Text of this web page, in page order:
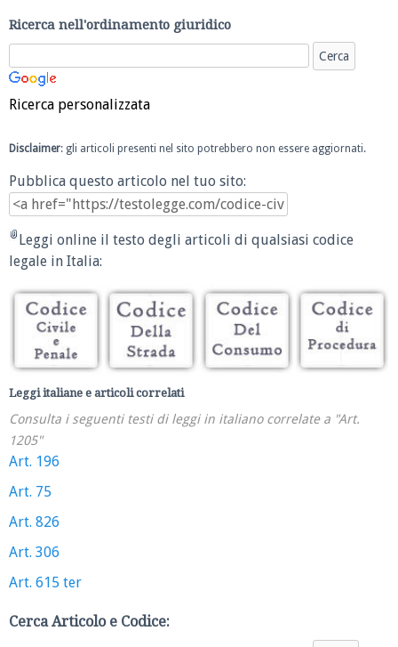
Ricerca nell'ordinamento giuridico
Ricerca personalizzata
Disclaimer: gli articoli presenti nel sito potrebbero non essere aggiornati.
Pubblica questo articolo nel tuo sito:
Leggi online il testo degli articoli di qualsiasi codice
legale in Italia:
Leggi italiane e articoli correlati
Consulta i seguenti testi di leggi in italiano correlate a "Art.
1205"
Art. 196
Art. 75
Art. 826
Art. 306
Art. 615 ter
Cerca Articolo e Codice: